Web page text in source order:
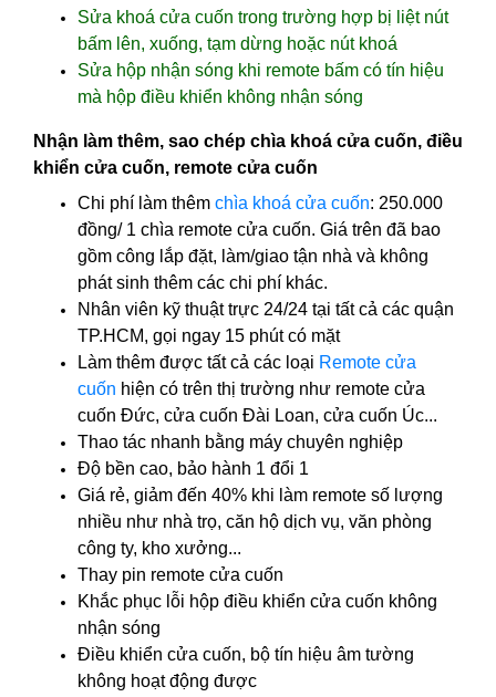
Sửa khoá cửa cuốn trong trường hợp bị liệt nút
bấm lên, xuống, tạm dừng hoặc nút khoá
Sửa hộp nhận sóng khi remote bấm có tín hiệu
mà hộp điều khiển không nhận sóng
Nhận làm thêm, sao chép chìa khoá cửa cuốn, điều
khiển cửa cuốn, remote cửa cuốn
Chi phí làm thêm chìa khoá cửa cuốn: 250.000
đồng/ 1 chìa remote cửa cuốn. Giá trên đã bao
gồm công lắp đặt, làm/giao tận nhà và không
phát sinh thêm các chi phí khác.
Nhân viên kỹ thuật trực 24/24 tại tất cả các quận
TP.HCM, gọi ngay 15 phút có mặt
Làm thêm được tất cả các loại Remote cửa
cuốn hiện có trên thị trường như remote cửa
cuốn Đức, cửa cuốn Đài Loan, cửa cuốn Úc...
Thao tác nhanh bằng máy chuyên nghiệp
Độ bền cao, bảo hành 1 đổi 1
Giá rẻ, giảm đến 40% khi làm remote số lượng
nhiều như nhà trọ, căn hộ dịch vụ, văn phòng
công ty, kho xưởng...
Thay pin remote cửa cuốn
Khắc phục lỗi hộp điều khiển cửa cuốn không
nhận sóng
Điều khiển cửa cuốn, bộ tín hiệu âm tường
không hoạt động được